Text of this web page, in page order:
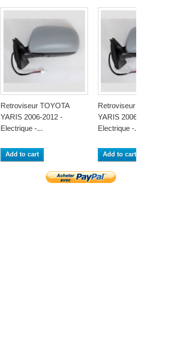
Retroviseur TOYOTA
YARIS 2006-2012 -
Electrique -...
Add to cart
Retroviseur TOYOTA
YARIS 2006-2012 -
Electrique -...
Add to cart